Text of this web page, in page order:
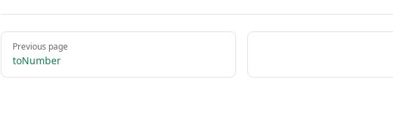
Pager
Previous page
toNumber